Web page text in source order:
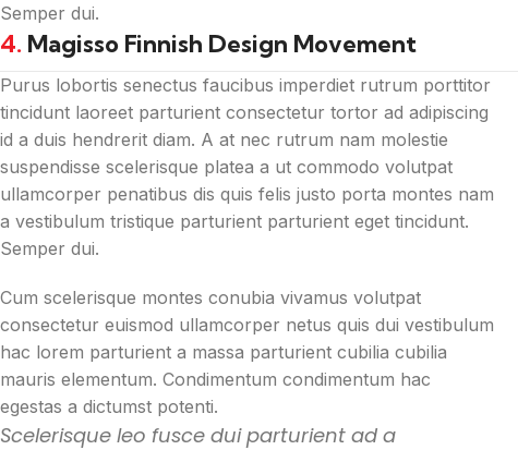
Semper dui.
4. Magisso Finnish Design Movement
Purus lobortis senectus faucibus imperdiet rutrum porttitor
tincidunt laoreet parturient consectetur tortor ad adipiscing
id a duis hendrerit diam. A at nec rutrum nam molestie
suspendisse scelerisque platea a ut commodo volutpat
ullamcorper penatibus dis quis felis justo porta montes nam
a vestibulum tristique parturient parturient eget tincidunt.
Semper dui.
Cum scelerisque montes conubia vivamus volutpat
consectetur euismod ullamcorper netus quis dui vestibulum
hac lorem parturient a massa parturient cubilia cubilia
mauris elementum. Condimentum condimentum hac
egestas a dictumst potenti.
Scelerisque leo fusce dui parturient ad a